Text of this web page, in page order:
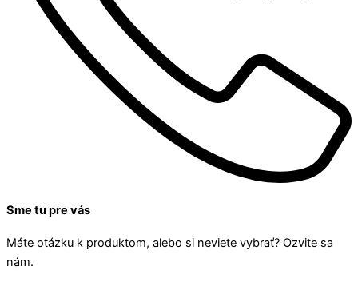
Sme tu pre vás
Máte otázku k produktom, alebo si neviete vybrať? Ozvite sa
nám.